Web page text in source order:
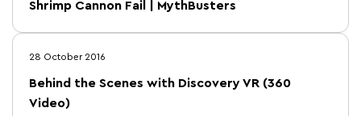
Shrimp Cannon Fail | MythBusters
28 October 2016
Behind the Scenes with Discovery VR (360
Video)